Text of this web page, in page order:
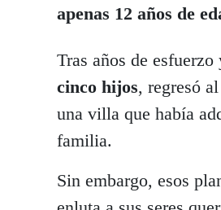
apenas 12 años de
Tras años de
cinco hijos, regresó
una villa que había
familia.
Sin embargo, esos